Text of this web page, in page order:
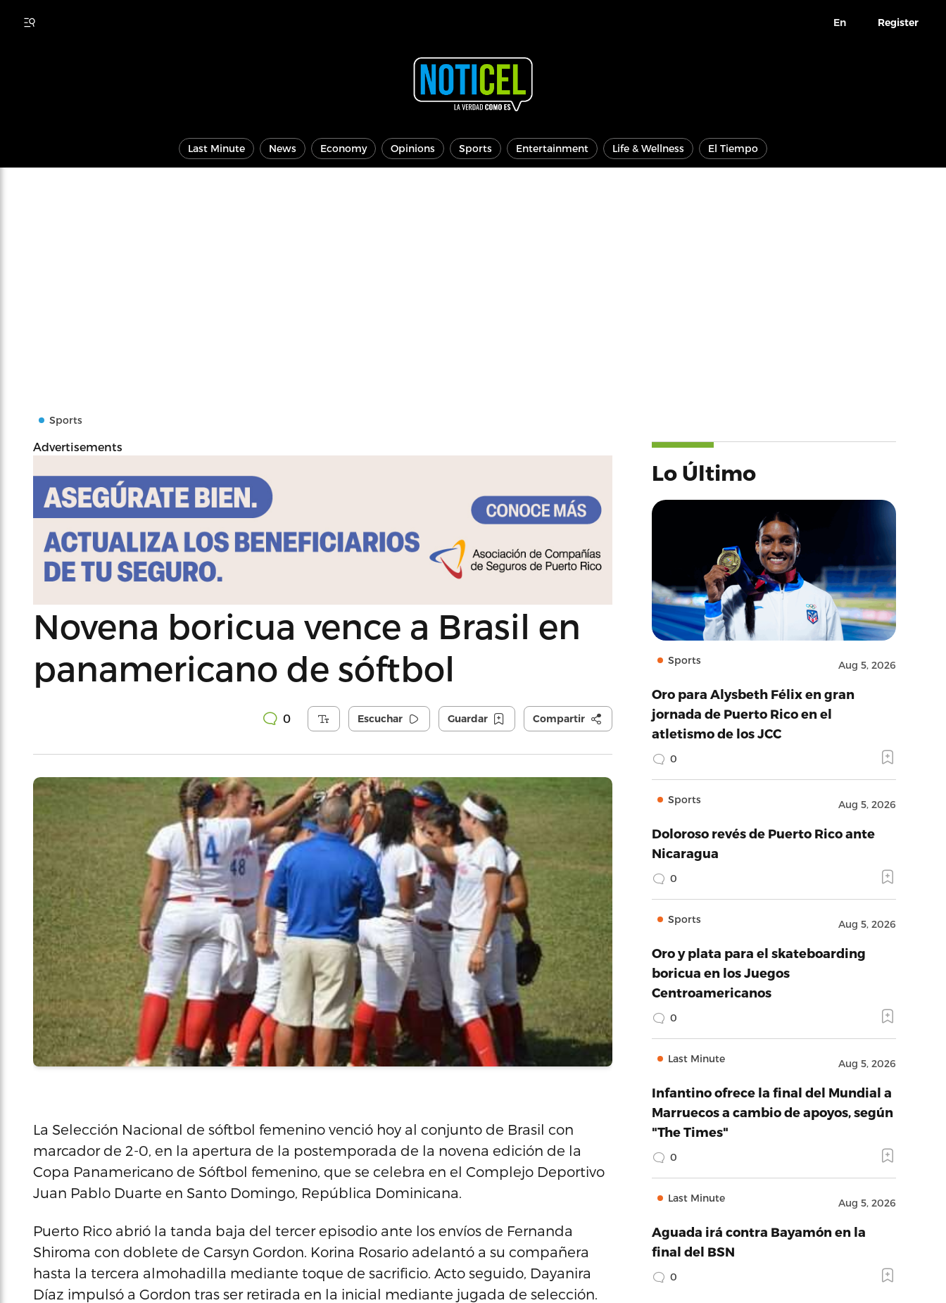
En Register
Last Minute News Economy Opinions Sports Entertainment Life & Wellness El Tiempo
Sports
Advertisements
Novena boricua vence a Brasil en
panamericano de sóftbol
0 Escuchar Guardar Compartir
La Selección Nacional de sóftbol femenino venció hoy al conjunto de Brasil con
marcador de 2-0, en la apertura de la postemporada de la novena edición de la
Copa Panamericano de Sóftbol femenino, que se celebra en el Complejo Deportivo
Juan Pablo Duarte en Santo Domingo, República Dominicana.
Puerto Rico abrió la tanda baja del tercer episodio ante los envíos de Fernanda
Shiroma con doblete de Carsyn Gordon. Korina Rosario adelantó a su compañera
hasta la tercera almohadilla mediante toque de sacrificio. Acto seguido, Dayanira
Díaz impulsó a Gordon tras ser retirada en la inicial mediante jugada de selección.
Lo Último
Sports Aug 5, 2026
Oro para Alysbeth Félix en gran
jornada de Puerto Rico en el
atletismo de los JCC
0
Sports Aug 5, 2026
Doloroso revés de Puerto Rico ante
Nicaragua
0
Sports Aug 5, 2026
Oro y plata para el skateboarding
boricua en los Juegos
Centroamericanos
0
Last Minute Aug 5, 2026
Infantino ofrece la final del Mundial a
Marruecos a cambio de apoyos, según
"The Times"
0
Last Minute Aug 5, 2026
Aguada irá contra Bayamón en la
final del BSN
0